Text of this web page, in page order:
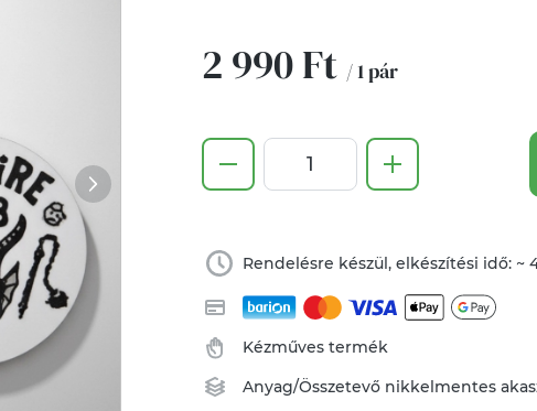
2 990 Ft / 1 pár
Rendelésre készül, elkészítési idő: ~
Kézműves termék
Anyag/Összetevő nikkelmentes